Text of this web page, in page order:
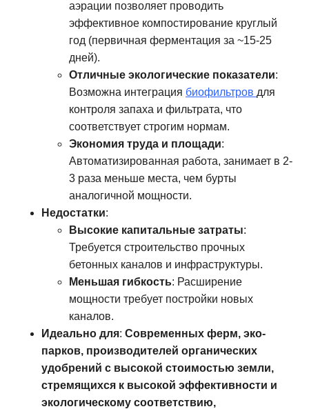
аэрации позволяет проводить
эффективное компостирование круглый
год (первичная ферментация за ~15-25
дней).
Отличные экологические показатели:
Возможна интеграция биофильтров для
контроля запаха и фильтрата, что
соответствует строгим нормам.
Экономия труда и площади:
Автоматизированная работа, занимает в 2-
3 раза меньше места, чем бурты
аналогичной мощности.
Недостатки:
Высокие капитальные затраты:
Требуется строительство прочных
бетонных каналов и инфраструктуры.
Меньшая гибкость: Расширение
мощности требует постройки новых
каналов.
Идеально для: Современных ферм, эко-
парков, производителей органических
удобрений с высокой стоимостью земли,
стремящихся к высокой эффективности и
экологическому соответствию,